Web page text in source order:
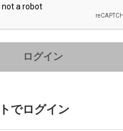
ログイン
でログイン